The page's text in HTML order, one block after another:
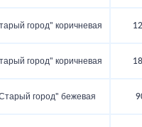
город" коричневая
город" коричневая
город" бежевая